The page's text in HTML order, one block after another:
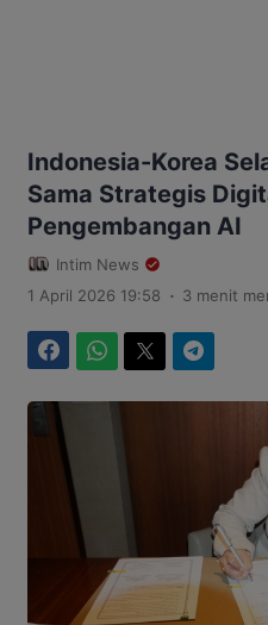
Indonesia-Korea
Sama Strategis
Pengembangan AI
Intim News
1 April 2026 19:58 . 3 menit